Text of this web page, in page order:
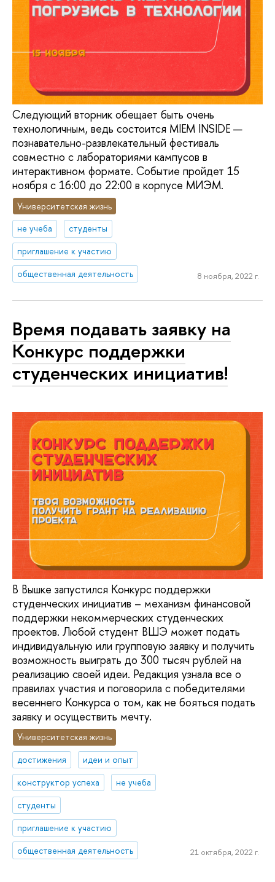
Следующий вторник обещает быть очень
технологичным, ведь состоится MIEM INSIDE —
познавательно-развлекательный фестиваль
совместно с лабораториями кампусов в
интерактивном формате. Событие пройдет 15
ноября с 16:00 до 22:00 в корпусе МИЭМ.
Университетская жизнь
не учеба
студенты
приглашение к участию
общественная деятельность
8 ноября, 2022 г.
Время подавать заявку на
Конкурс поддержки
студенческих инициатив!
В Вышке запустился Конкурс поддержки
студенческих инициатив – механизм финансовой
поддержки некоммерческих студенческих
проектов. Любой студент ВШЭ может подать
индивидуальную или групповую заявку и получить
возможность выиграть до 300 тысяч рублей на
реализацию своей идеи. Редакция узнала все о
правилах участия и поговорила с победителями
весеннего Конкурса о том, как не бояться подать
заявку и осуществить мечту.
Университетская жизнь
достижения
идеи и опыт
конструктор успеха
не учеба
студенты
приглашение к участию
общественная деятельность
21 октября, 2022 г.